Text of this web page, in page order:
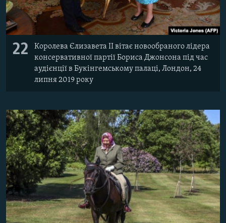
22
Королева Єлизавета II вітає новообраного лідера
консервативної партії Бориса Джонсона під час
аудієнції в Букінгемському палаці, Лондон, 24
липня 2019 року